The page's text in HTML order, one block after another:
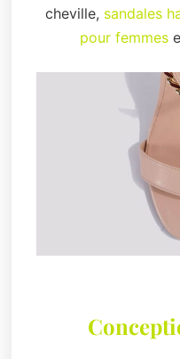
cheville, sandales
pour femmes